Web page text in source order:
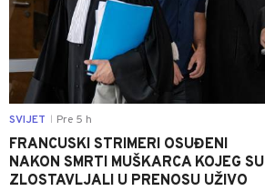
SVIJET Pre 5 h
FRANCUSKI STRIMERI OSUĐENI
NAKON SMRTI MUŠKARCA KOJEG SU
ZLOSTAVLJALI U PRENOSU UŽIVO